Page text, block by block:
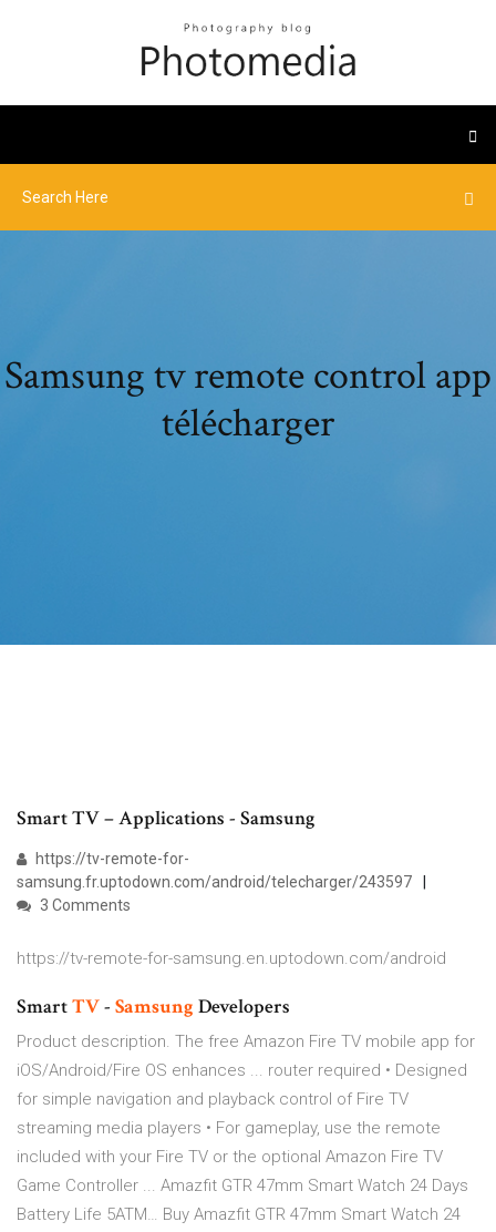
Samsung tv remote control app
télécharger
Smart TV – Applications - Samsung
https://tv-remote-for-
samsung.fr.uptodown.com/android/telecharger/243597
3 Comments
https://tv-remote-for-samsung.en.uptodown.com/android
SmartTV- Samsung Developers
Product description. The free Amazon Fire TV mobile app for
iOS/Android/Fire OS enhances ... router required • Designed
for simple navigation and playback control of Fire TV
streaming media players • For gameplay, use the remote
included with your Fire TV or the optional Amazon Fire TV
Game Controller ... Amazfit GTR 47mm Smart Watch 24 Days
Battery Life 5ATM… Buy Amazfit GTR 47mm Smart Watch 24